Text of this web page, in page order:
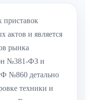
приставок
актов и является
рынка
№381-ФЗ и
№860 детально
техники и